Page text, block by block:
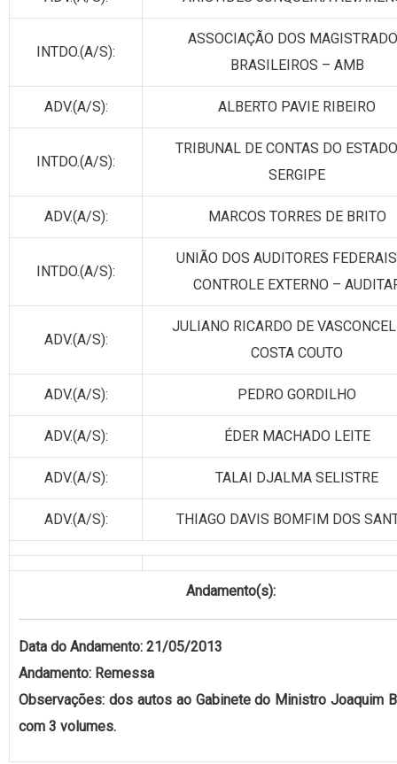
INTDO.(A/S):
ASSOCIAÇÃO DOS
BRASILEIROS – AMB
ADV.(A/S): ALBERTO PAVIE RIBEIRO
INTDO.(A/S):
TRIBUNAL DE CONTAS DO
SERGIPE
ADV.(A/S): MARCOS TORRES DE BRITO
INTDO.(A/S):
UNIÃO DOS AUDITORES
CONTROLE EXTERNO –
ADV.(A/S):
JULIANO RICARDO DE
COSTA COUTO
ADV.(A/S): PEDRO GORDILHO
ADV.(A/S): ÉDER MACHADO LEITE
ADV.(A/S): TALAI DJALMA SELISTRE
ADV.(A/S): THIAGO DAVIS BOMFIM DOS
Andamento(s):
Data do Andamento: 21/05/2013
Andamento: Remessa
Observações: dos autos ao Gabinete do Ministro Joaquim
com 3 volumes.